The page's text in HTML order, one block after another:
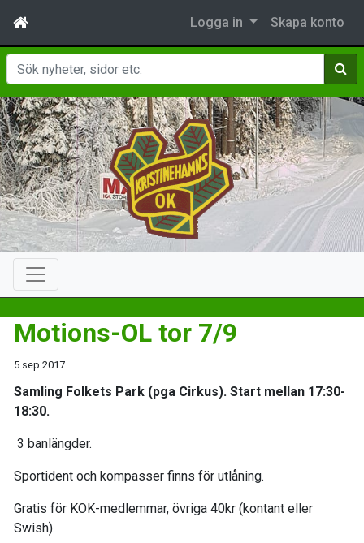
Logga in Skapa konto
Sök
Motions-OL tor 7/9
5 sep 2017
Samling Folkets Park (pga Cirkus). Start mellan 17:30-
18:30.
3 banlängder.
Sportident och kompasser finns för utlåning.
Gratis för KOK-medlemmar, övriga 40kr (kontant eller
Swish).